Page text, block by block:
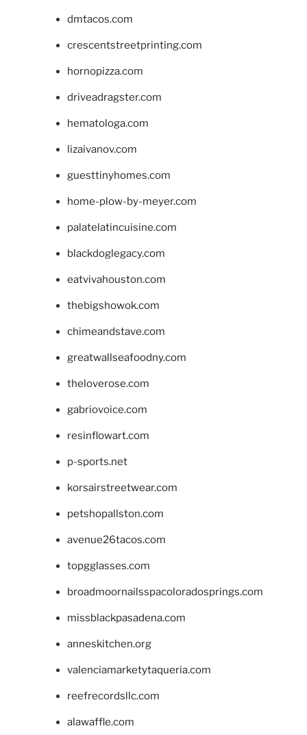
dmtacos.com
crescentstreetprinting.com
hornopizza.com
driveadragster.com
hematologa.com
lizaivanov.com
guesttinyhomes.com
home-plow-by-meyer.com
palatelatincuisine.com
blackdoglegacy.com
eatvivahouston.com
thebigshowok.com
chimeandstave.com
greatwallseafoodny.com
theloverose.com
gabriovoice.com
resinflowart.com
p-sports.net
korsairstreetwear.com
petshopallston.com
avenue26tacos.com
topgglasses.com
broadmoornailsspacoloradosprings.com
missblackpasadena.com
anneskitchen.org
valenciamarketytaqueria.com
reefrecordsllc.com
alawaffle.com